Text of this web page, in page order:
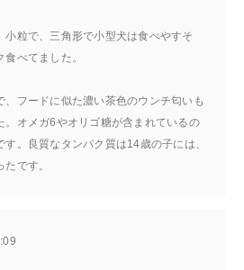
小粒で、三角形で小型犬は食べやすそ
べてました。
、フードに似た濃い茶色のウンチ匂いも
。オメガ6やオリゴ糖が含まれているの
。良質なタンパク質は14歳の子には、
です。